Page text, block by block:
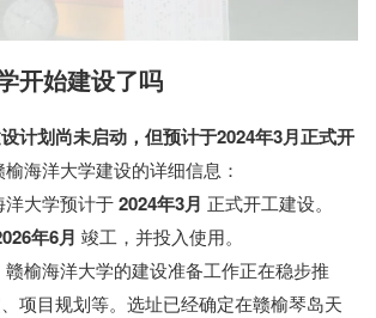
开始建设了吗
计划尚未启动，但预计于2024年3月正式开
海洋大学建设的详细信息：
洋大学预计于2024年3月 正式开工建设。
年6月 竣工，并投入使用。
赣榆海洋大学的建设准备工作正在稳步推
项目规划等。选址已经确定在赣榆琴岛天